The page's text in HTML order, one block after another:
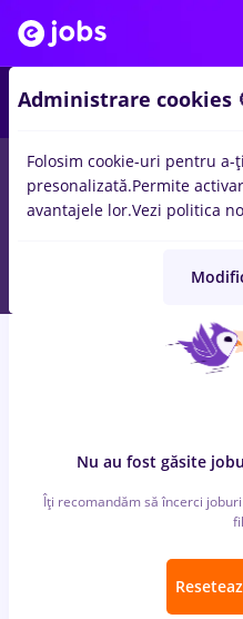
locuri de muncacu salarii
NapocapentruStudent,
Instalatii, IT / Telecom
Nu au fost găsite
Îți recomandăm să încerci
Administrare cookies
Folosim cookie-uri pentru
presonalizată.Permite
avantajele lor.Vezi politica